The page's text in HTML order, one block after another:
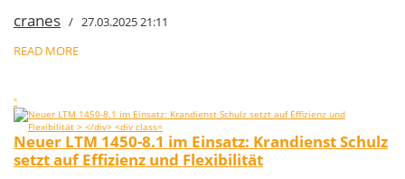
cranes / 27.03.2025 21:11
READ MORE
"
Neuer LTM 1450-8.1 im Einsatz: Krandienst Schulz
setzt auf Effizienz und Flexibilität